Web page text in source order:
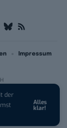
der
Alles
klar!
Impressum